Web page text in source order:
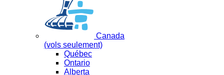
Canada
(vols seulement)
Québec
Ontario
Alberta